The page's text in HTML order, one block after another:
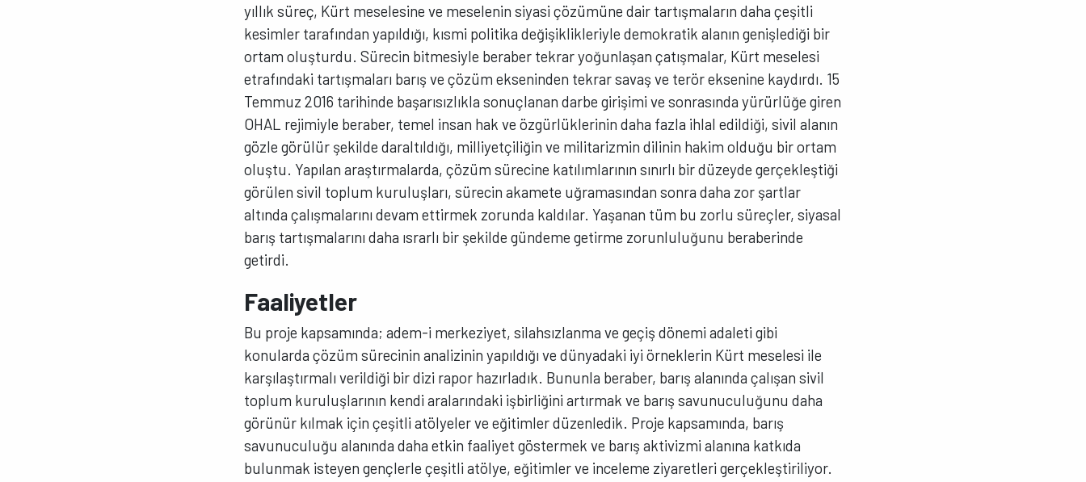
yıllık süreç, Kürt meselesine ve meselenin siyasi çözümüne dair tartışmaların daha çeşitli
kesimler tarafından yapıldığı, kısmi politika değişiklikleriyle demokratik alanın genişlediği bir
ortam oluşturdu. Sürecin bitmesiyle beraber tekrar yoğunlaşan çatışmalar, Kürt meselesi
etrafındaki tartışmaları barış ve çözüm ekseninden tekrar savaş ve terör eksenine kaydırdı. 15
Temmuz 2016 tarihinde başarısızlıkla sonuçlanan darbe girişimi ve sonrasında yürürlüğe giren
OHAL rejimiyle beraber, temel insan hak ve özgürlüklerinin daha fazla ihlal edildiği, sivil alanın
gözle görülür şekilde daraltıldığı, milliyetçiliğin ve militarizmin dilinin hakim olduğu bir ortam
oluştu. Yapılan araştırmalarda, çözüm sürecine katılımlarının sınırlı bir düzeyde gerçekleştiği
görülen sivil toplum kuruluşları, sürecin akamete uğramasından sonra daha zor şartlar
altında çalışmalarını devam ettirmek zorunda kaldılar. Yaşanan tüm bu zorlu süreçler, siyasal
barış tartışmalarını daha ısrarlı bir şekilde gündeme getirme zorunluluğunu beraberinde
getirdi.
Faaliyetler
Bu proje kapsamında; adem-i merkeziyet, silahsızlanma ve geçiş dönemi adaleti gibi
konularda çözüm sürecinin analizinin yapıldığı ve dünyadaki iyi örneklerin Kürt meselesi ile
karşılaştırmalı verildiği bir dizi rapor hazırladık. Bununla beraber, barış alanında çalışan sivil
toplum kuruluşlarının kendi aralarındaki işbirliğini artırmak ve barış savunuculuğunu daha
görünür kılmak için çeşitli atölyeler ve eğitimler düzenledik. Proje kapsamında, barış
savunuculuğu alanında daha etkin faaliyet göstermek ve barış aktivizmi alanına katkıda
bulunmak isteyen gençlerle çeşitli atölye, eğitimler ve inceleme ziyaretleri gerçekleştiriliyor.